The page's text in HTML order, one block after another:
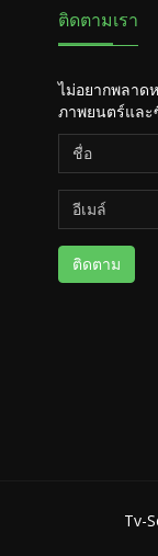
ติดตามเรา
ไม่อยากพลาด
ภาพยนตร์และ
ติดตาม
Tv-